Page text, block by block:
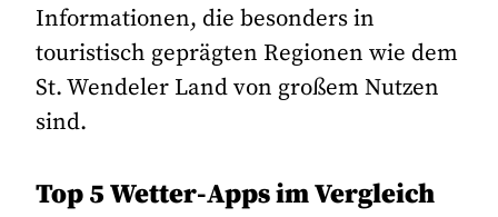
Informationen, die besonders in
touristisch geprägten Regionen wie dem
St. Wendeler Land von großem Nutzen
sind.
Top 5 Wetter-Apps im Vergleich